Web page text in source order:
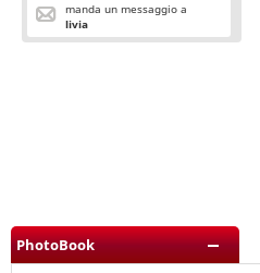
manda un messaggio a
livia
PhotoBook